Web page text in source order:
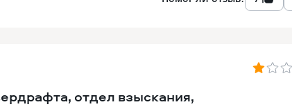
отдел взыскания,